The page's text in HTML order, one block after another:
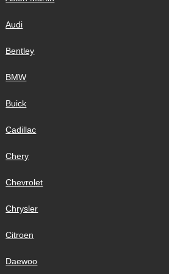
Audi
Bentley
BMW
Buick
Cadillac
Chery
Chevrolet
Chrysler
Citroen
Daewoo